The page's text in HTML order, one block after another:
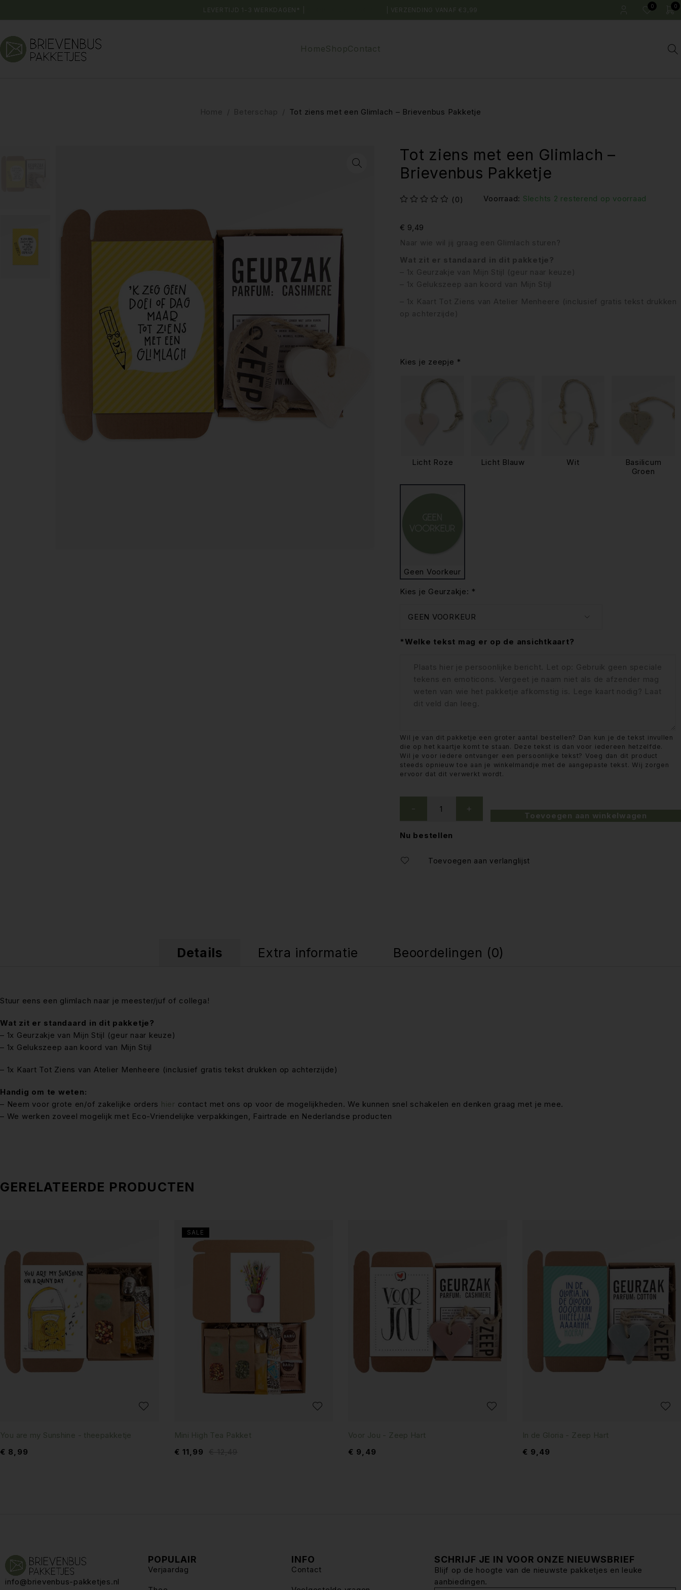
LEVERTIJD 1-3 WERKDAGEN* | | VERZENDING VANAF €3,99 0 0
HomeShopContact
Home / Beterschap / Tot ziens met een Glimlach – Brievenbus Pakketje
Tot ziens met een Glimlach –
Brievenbus Pakketje
(0) Voorraad: Slechts 2 resterend op voorraad
Naar wie wil jij graag een Glimlach sturen?
Wat zit er standaard in dit pakketje?
– 1x Geurzakje van Mijn Stijl (geur naar keuze)
– 1x Gelukszeep aan koord van Mijn Stijl
– 1x Kaart Tot Ziens van Atelier Menheere (inclusief gratis tekst drukken
op achterzijde)
€ 9,49
Kies je zeepje *
Licht Roze Licht Blauw Wit
Basilicum
Groen
Geen Voorkeur
Kies je Geurzakje: *
*Welke tekst mag er op de ansichtkaart?
Wil je van dit pakketje een groter aantal bestellen? Dan kun je de tekst invullen
die op het kaartje komt te staan. Deze tekst is dan voor iedereen hetzelfde.
Wil je voor iedere ontvanger een persoonlijke tekst? Voeg dan dit product
steeds opnieuw toe aan je winkelmandje met de aangepaste tekst. Wij zorgen
ervoor dat dit verwerkt wordt.
Toevoegen aan winkelwagen
Nu bestellen
Details Extra informatie Beoordelingen (0)
Stuur eens een glimlach naar je meester/juf of collega!
Wat zit er standaard in dit pakketje?
– 1x Geurzakje van Mijn Stijl (geur naar keuze)
– 1x Gelukszeep aan koord van Mijn Stijl
– 1x Kaart Tot Ziens van Atelier Menheere (inclusief gratis tekst drukken op achterzijde)
Handig om te weten:
– Neem voor grote en/of zakelijke orders hier contact met ons op voor de mogelijkheden. We kunnen snel schakelen en denken graag met je mee.
– We werken zoveel mogelijk met Eco-Vriendelijke verpakkingen, Fairtrade en Nederlandse producten
GERELATEERDE PRODUCTEN
You are my Sunshine - theepakketje
€ 8,99
SALE
Mini High Tea Pakket
€ 11,99
Voor Jou - Zeep Hart
€ 9,49
In de Gloria - Zeep Hart
€ 9,49
info@brievenbus-pakketjes.nl
POPULAIR
Verjaardag
INFO
Contact
SCHRIJF JE IN VOOR ONZE NIEUWSBRIEF
Blijf op de hoogte van de nieuwste pakketjes en leuke
aanbiedingen.